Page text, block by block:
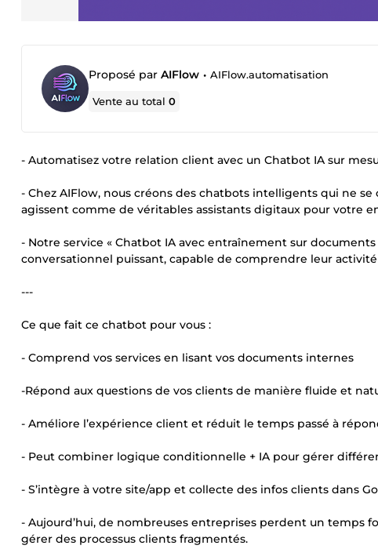
Proposé par AIFlow • AIFlow.automatisation
Vente au total0
- Automatisez votre relation client avec un Chatbot IA sur
- Chez AIFlow, nous créons des chatbots intelligents qui ne
agissent comme de véritables assistants digitaux pour votre
- Notre service « Chatbot IA avec entraînement sur
conversationnel puissant, capable de comprendre leur
---
Ce que fait ce chatbot pour vous :
- Comprend vos services en lisant vos documents internes
-Répond aux questions de vos clients de manière fluide et
- Améliore l’expérience client et réduit le temps passé à
- Peut combiner logique conditionnelle + IA pour gérer
- S’intègre à votre site/app et collecte des infos clients dans
- Aujourd’hui, de nombreuses entreprises perdent un temps
gérer des processus clients fragmentés.